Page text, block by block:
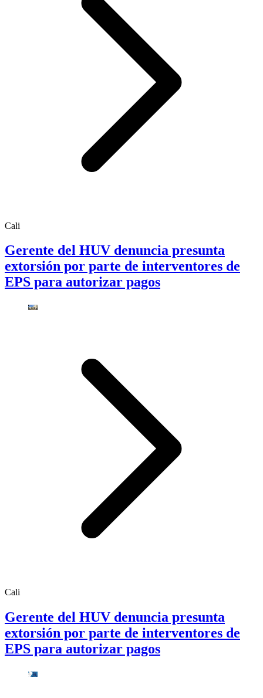
Cali
Gerente del HUV denuncia presunta
extorsión por parte de interventores de
EPS para autorizar pagos
Cali
Gerente del HUV denuncia presunta
extorsión por parte de interventores de
EPS para autorizar pagos